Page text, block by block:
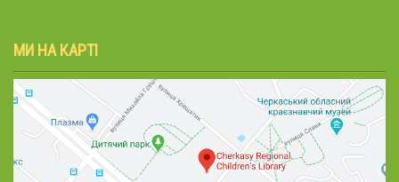
МИ НА КАРТІ